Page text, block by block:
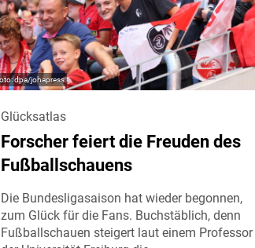
dpa/johapress
Glücksatlas
Forscher feiert die Freuden des
Fußballschauens
Die Bundesligasaison hat wieder begonnen,
zum Glück für die Fans. Buchstäblich, denn
Fußballschauen steigert laut einem Professor